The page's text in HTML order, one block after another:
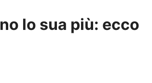
lo sua più: ecco